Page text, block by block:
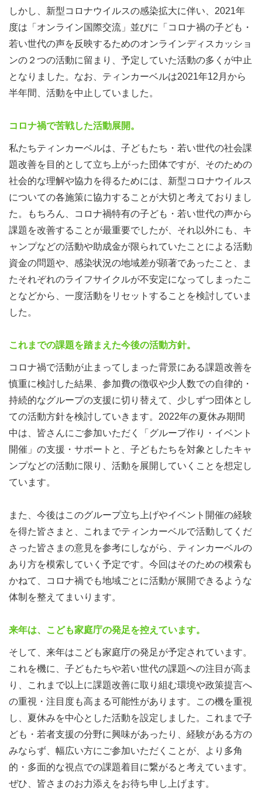
しかし、新型コロナウイルスの感染拡大に伴い、2021年
度は「オンライン国際交流」並びに「コロナ禍の子ども・
若い世代の声を反映するためのオンラインディスカッショ
ンの２つの活動に留まり、予定していた活動の多くが中止
となりました。なお、ティンカーベルは2021年12月から
半年間、活動を中止していました。
コロナ禍で苦戦した活動展開。
私たちティンカーベルは、子どもたち・若い世代の社会課
題改善を目的として立ち上がった団体ですが、そのための
社会的な理解や協力を得るためには、新型コロナウイルス
についての各施策に協力することが大切と考えておりまし
た。もちろん、コロナ禍特有の子ども・若い世代の声から
課題を改善することが最重要でしたが、それ以外にも、キ
ャンプなどの活動や助成金が限られていたことによる活動
資金の問題や、感染状況の地域差が顕著であったこと、ま
たそれぞれのライフサイクルが不安定になってしまったこ
となどから、一度活動をリセットすることを検討していま
した。
これまでの課題を踏まえた今後の活動方針。
コロナ禍で活動が止まってしまった背景にある課題改善を
慎重に検討した結果、参加費の徴収や少人数での自律的・
持続的なグループの支援に切り替えて、少しずつ団体とし
ての活動方針を検討していきます。2022年の夏休み期間
中は、皆さんにご参加いただく「グループ作り・イベント
開催」の支援・サポートと、子どもたちを対象としたキャ
ンプなどの活動に限り、活動を展開していくことを想定し
ています。
また、今後はこのグループ立ち上げやイベント開催の経験
を得た皆さまと、これまでティンカーベルで活動してくだ
さった皆さまの意見を参考にしながら、ティンカーベルの
あり方を模索していく予定です。今回はそのための模索も
かねて、コロナ禍でも地域ごとに活動が展開できるような
体制を整えてまいります。
来年は、こども家庭庁の発足を控えています。
そして、来年はこども家庭庁の発足が予定されています。
これを機に、子どもたちや若い世代の課題への注目が高ま
り、これまで以上に課題改善に取り組む環境や政策提言へ
の重視・注目度も高まる可能性があります。この機を重視
し、夏休みを中心とした活動を設定しました。これまで子
ども・若者支援の分野に興味があったり、経験がある方の
みならず、幅広い方にご参加いただくことが、より多角
的・多面的な視点での課題着目に繋がると考えています。
ぜひ、皆さまのお力添えをお待ち申し上げます。